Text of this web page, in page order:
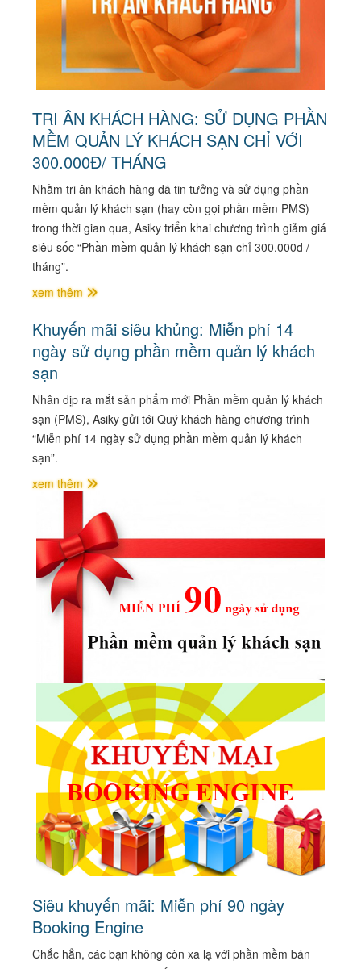
TRI ÂN KHÁCH HÀNG: SỬ DỤNG PHẦN
MỀM QUẢN LÝ KHÁCH SẠN CHỈ VỚI
300.000Đ/ THÁNG
Nhằm tri ân khách hàng đã tin tưởng và sử dụng phần
mềm quản lý khách sạn (hay còn gọi phần mềm PMS)
trong thời gian qua, Asiky triển khai chương trình giảm giá
siêu sốc “Phần mềm quản lý khách sạn chỉ 300.000đ /
tháng”.
xem thêm
Khuyến mãi siêu khủng: Miễn phí 14
ngày sử dụng phần mềm quản lý khách
sạn
Nhân dịp ra mắt sản phẩm mới Phần mềm quản lý khách
sạn (PMS), Asiky gửi tới Quý khách hàng chương trình
“Miễn phí 14 ngày sử dụng phần mềm quản lý khách
sạn”.
xem thêm
Siêu khuyến mãi: Miễn phí 90 ngày
Booking Engine
Chắc hẳn, các bạn không còn xa lạ với phần mềm bán